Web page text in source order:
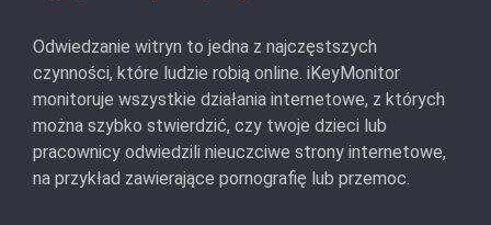
Odwiedzanie witryn to jedna z najczęstszych
czynności, które ludzie robią online. iKeyMonitor
monitoruje wszystkie działania internetowe, z których
można szybko stwierdzić, czy twoje dzieci lub
pracownicy odwiedzili nieuczciwe strony internetowe,
na przykład zawierające pornografię lub przemoc.